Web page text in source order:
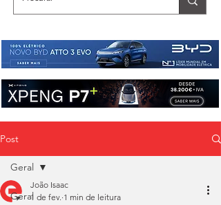
Post
Geral
Geral
João Isaac
1 de fev. 1 min de leitura